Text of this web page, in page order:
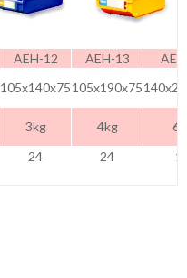
AEH-12 AEH-13
105x140x75105x190x75
3kg 4kg
24 24